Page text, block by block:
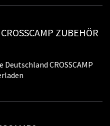
ZUBEHÖR
CROSSCAMP